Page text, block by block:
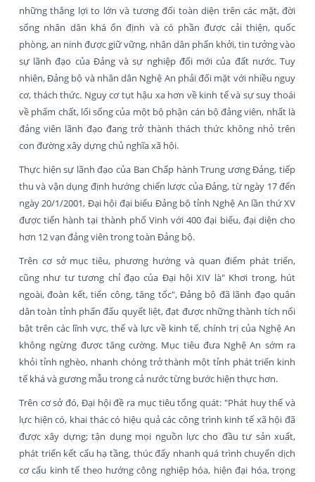
những thắng lợi to lớn và tương đối toàn diện trên các mặt, đời
sống nhân dân khá ổn định và có phần được cải thiện, quốc
phòng, an ninh được giữ vững, nhân dân phấn khởi, tin tưởng vào
sự lãnh đạo của Đảng và sự nghiệp đối mới của đất nước. Tuy
nhiên, Đảng bộ và nhân dân Nghệ An phải đối mặt với nhiều nguy
cơ, thách thức. Nguy cơ tụt hậu xa hơn về kinh tế và sự suy thoái
về phẩm chất, lối sống của một bộ phận cán bộ đảng viên, nhất là
đảng viên lãnh đạo đang trở thành thách thức không nhỏ trên
con đường xây dựng chủ nghĩa xã hội.
Thực hiện sự lãnh đạo của Ban Chấp hành Trung ương Đảng, tiếp
thu và vận dụng định hướng chiến lược của Đảng, từ ngày 17 đến
ngày 20/1/2001, Đại hội đại biểu Đảng bộ tỉnh Nghệ An lần thứ XV
được tiến hành tại thành phố Vinh với 400 đại biểu, đại diện cho
hơn 12 vạn đảng viên trong toàn Đảng bộ.
Trên cơ sở mục tiêu, phương hướng và quan điểm phát triển,
cũng như tư tương chỉ đạo của Đại hội XIV là" Khơi trong, hút
ngoài, đoàn kết, tiến công, tăng tốc", Đảng bộ đã lãnh đạo quân
dân toàn tỉnh phấn đấu quyết liệt, đạt được những thành tích nổi
bật trên các lĩnh vực, thế và lực về kinh tế, chính trị của Nghệ An
không ngừng được tăng cường. Mục tiêu đưa Nghệ An sớm ra
khỏi tỉnh nghèo, nhanh chóng trở thành một tỉnh phát triển kinh
tế khá và gương mẫu trong cả nước từng bước hiện thực hơn.
Trên cơ sở đó, Đại hội đề ra mục tiêu tổng quát: "Phát huy thế và
lực hiện có, khai thác có hiệu quả các công trình kinh tế xã hội đã
được xây dựng; tận dụng mọi nguồn lực cho đầu tư sản xuất,
phát triển kết cấu hạ tầng, thúc đẩy nhanh quá trình chuyển dịch
cơ cấu kinh tế theo hướng công nghiệp hóa, hiện đại hóa, trọng